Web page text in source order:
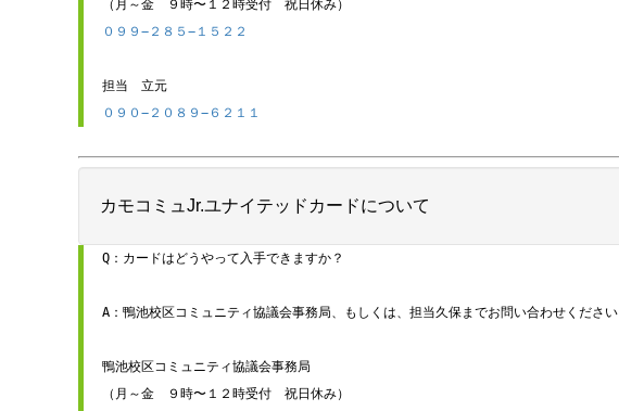
０９９−２８５−１５２２
０９０−２０８９−６２１１
カモコミュJr.ユナイテッドカードについて
Q：カードはどうやって入手できますか？
A：鴨池校区コミュニティ協議会事務局、もしくは、担当久保までお問い合わせください
鴨池校区コミュニティ協議会事務局